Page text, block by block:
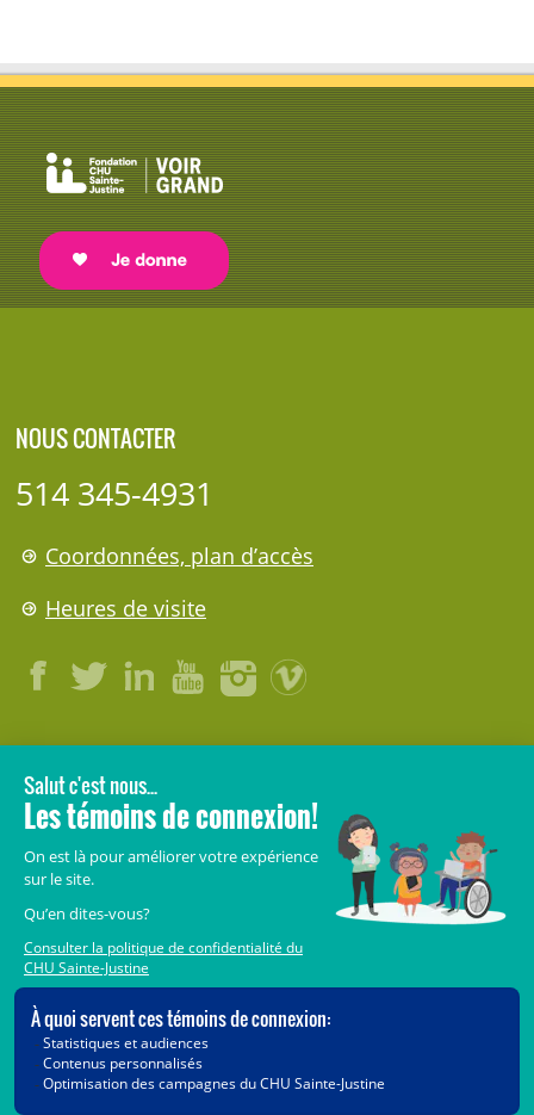
NOUS CONTACTER
514 345-4931
Coordonnées, plan d’accès
Heures de visite
LÉGAL
© 2006-2026CHU Sainte-Justine.
Avis légaux
Crédits